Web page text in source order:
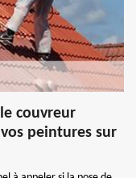
couvreur
peintures sur